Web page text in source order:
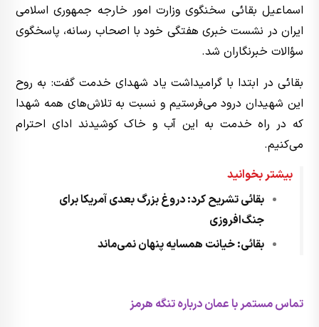
اسماعیل بقائی سخنگوی وزارت امور خارجه جمهوری اسلامی
ایران در نشست خبری هفتگی خود با اصحاب رسانه، پاسخگوی
سؤالات خبرنگاران شد.
بقائی در ابتدا با گرامیداشت یاد شهدای خدمت گفت: به روح
این شهیدان درود می‌فرستیم و نسبت به تلاش‌های همه شهدا
که در راه خدمت به این آب و خاک کوشیدند ادای احترام
می‌کنیم.
بیشتر بخوانید
بقائی تشریح کرد: دروغ بزرگ بعدی آمریکا برای
جنگ‌افروزی
بقائی: خیانت همسایه پنهان نمی‌ماند
تماس‌ مستمر با عمان درباره تنگه هرمز